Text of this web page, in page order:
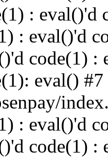
: eval()'d
: eval()'d
code(1) :
eval() #7
: eval()'d
code(1) :